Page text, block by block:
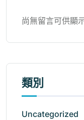
尚無留言可供顯
類別
Uncategorized